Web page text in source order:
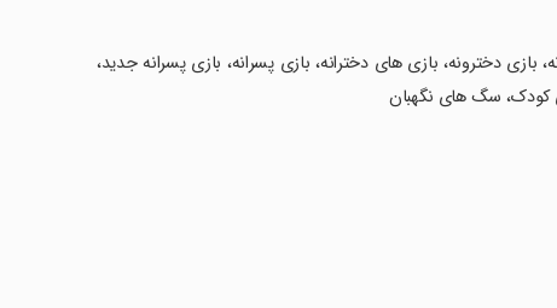
بازی دخترونه، بازی های دخترانه، بازی پسرانه، بازی پسرانه جدید،
کودک، سگ های نگهبان